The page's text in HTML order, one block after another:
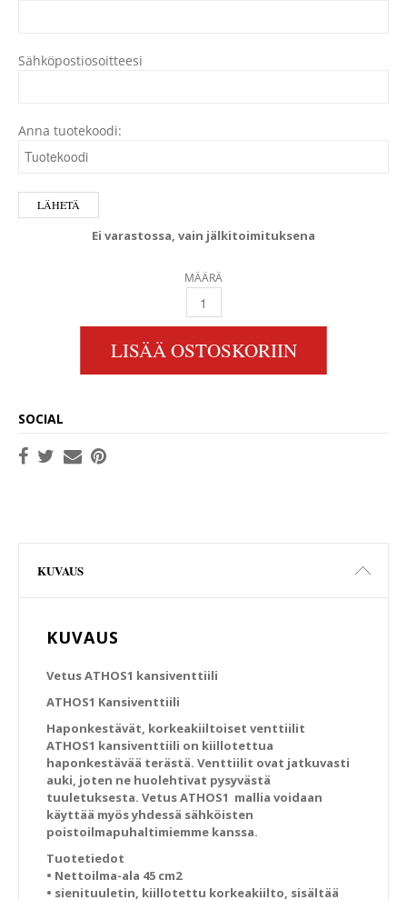
Sähköpostiosoitteesi
Anna tuotekoodi:
Ei varastossa, vain jälkitoimituksena
MÄÄRÄ
VETUS ATHOS1 KANSIVENTTIILI QUANTITY
LISÄÄ OSTOSKORIIN
SOCIAL
KUVAUS
KUVAUS
Vetus ATHOS1 kansiventtiili
ATHOS1 Kansiventtiili
Haponkestävät, korkeakiiltoiset venttiilit
ATHOS1 kansiventtiili on kiillotettua
haponkestävää terästä. Venttiilit ovat jatkuvasti
auki, joten ne huolehtivat pysyvästä
tuuletuksesta. Vetus ATHOS1 mallia voidaan
käyttää myös yhdessä sähköisten
poistoilmapuhaltimiemme kanssa.
Tuotetiedot
• Nettoilma-ala 45 cm2
• sienituuletin, kiillotettu korkeakiilto, sisältää